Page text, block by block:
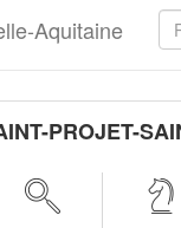
Aquitaine
PROJET-